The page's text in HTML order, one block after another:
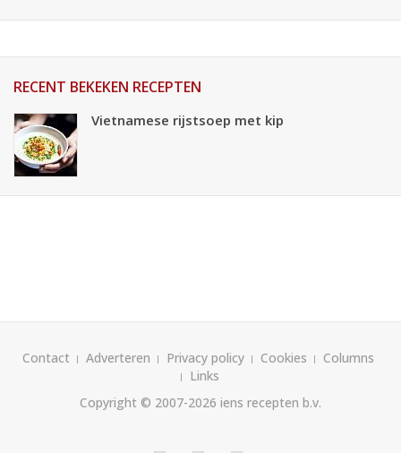
RECENT BEKEKEN RECEPTEN
Vietnamese rijstsoep met kip
Contact Adverteren Privacy policy Cookies
Columns
Links
Copyright © 2007-2026 iens recepten b.v.